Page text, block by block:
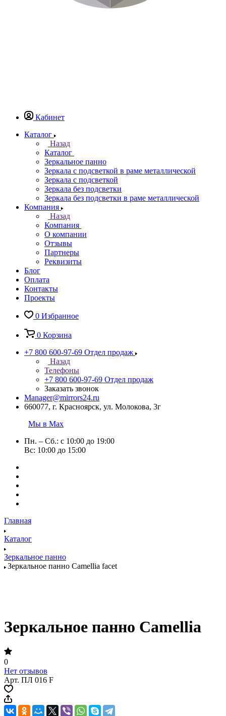
Кабинет
Каталог
Назад
Каталог
Зеркальное панно
Зеркала с подсветкой в раме металлической
Зеркала с подсветкой
Зеркала без подсветки
Зеркала без подсветки в раме металлической
Компания
Назад
Компания
О компании
Отзывы
Партнеры
Реквизиты
Блог
Оплата
Контакты
Проекты
0 Избранное
0 Корзина
+7 800 600-97-69 Отдел продаж
Назад
Телефоны
+7 800 600-97-69 Отдел продаж
Заказать звонок
Manager@mirrors24.ru
660077, г. Красноярск, ул. Молокова, 3г
Мы в Max
Пн. – Сб.: с 10:00 до 19:00
Вс: 10:00 до 15:00
Главная
Каталог
Зеркальное панно
Зеркальное панно Camellia facet
Зеркальное панно Camellia
0
Нет отзывов
Арт. ПЛ 016 F